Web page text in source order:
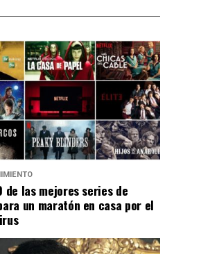
de las mejores series de
un maratón en casa por el